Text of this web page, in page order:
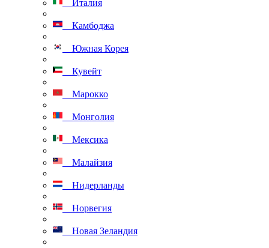
Италия
Камбоджа
Южная Корея
Кувейт
Марокко
Монголия
Мексика
Малайзия
Нидерланды
Норвегия
Новая Зеландия